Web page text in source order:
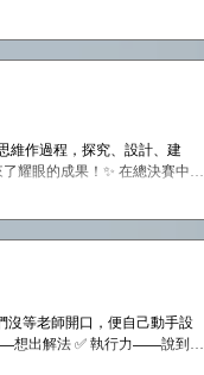
維作過程，探究、設計、建
耀眼的成果！✨ 在總決賽中，
於每
沒等老師開口，便自己動手設
想出解法 ✅ 執行力——說到做